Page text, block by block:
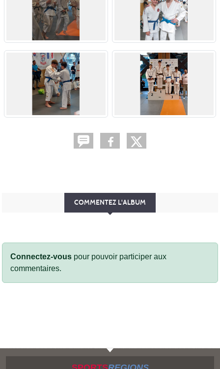
COMMENTEZ L'ALBUM
Connectez-vous pour pouvoir participer aux
commentaires.